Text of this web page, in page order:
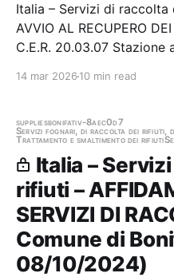
Italia – Servizi di raccolta
AVVIO AL RECUPERO
C.E.R. 20.03.07 Stazione
14 mar 2026 10 min read
suppliesbonifativ-8aec0d7
Servizi fognari, di raccolta dei rifiuti,
Trattamento e smaltimento dei rifiuti
Italia –
rifiuti –
SERVIZI DI
Comune di
08/10/2024)